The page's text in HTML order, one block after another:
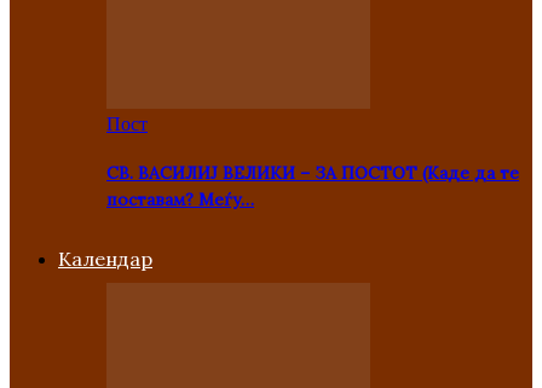
Пост
СВ. ВАСИЛИЈ ВЕЛИКИ – ЗА ПОСТОТ (Каде да те
поставам? Меѓу…
Kалендар